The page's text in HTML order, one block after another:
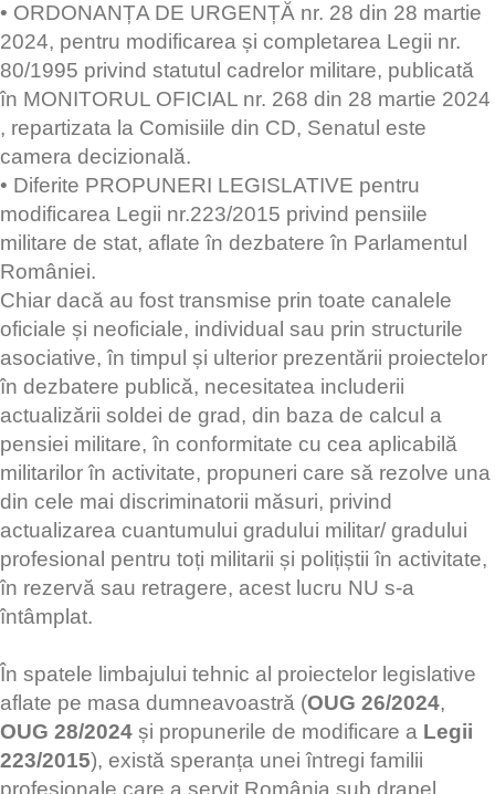
• ORDONANȚA DE URGENȚĂ nr. 28 din 28 martie
2024, pentru modificarea și completarea Legii nr.
80/1995 privind statutul cadrelor militare, publicată
în MONITORUL OFICIAL nr. 268 din 28 martie 2024
, repartizata la Comisiile din CD, Senatul este
camera decizională.
• Diferite PROPUNERI LEGISLATIVE pentru
modificarea Legii nr.223/2015 privind pensiile
militare de stat, aflate în dezbatere în Parlamentul
României.
Chiar dacă au fost transmise prin toate canalele
oficiale și neoficiale, individual sau prin structurile
asociative, în timpul și ulterior prezentării proiectelor
în dezbatere publică, necesitatea includerii
actualizării soldei de grad, din baza de calcul a
pensiei militare, în conformitate cu cea aplicabilă
militarilor în activitate, propuneri care să rezolve una
din cele mai discriminatorii măsuri, privind
actualizarea cuantumului gradului militar/ gradului
profesional pentru toți militarii și polițiștii în activitate,
în rezervă sau retragere, acest lucru NU s-a
întâmplat.
În spatele limbajului tehnic al proiectelor legislative
aflate pe masa dumneavoastră (OUG 26/2024,
OUG 28/2024 și propunerile de modificare a Legii
223/2015), există speranța unei întregi familii
profesionale care a servit România sub drapel.